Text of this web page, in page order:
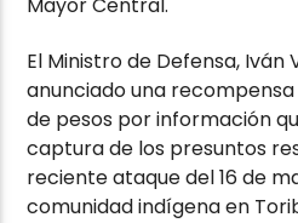
El Ministro de Defensa, Iván
anunciado una recompensa
de pesos por información
captura de los presuntos
reciente ataque del 16 de
comunidad indígena en